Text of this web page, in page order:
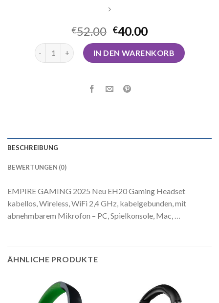
€52.00 €40.00
gaming headset kabellos Menge
IN DEN WARENKORB
BESCHREIBUNG
BEWERTUNGEN (0)
EMPIRE GAMING 2025 Neu EH20 Gaming Headset
kabellos, Wireless, WiFi 2,4 GHz, kabelgebunden, mit
abnehmbarem Mikrofon – PC, Spielkonsole, Mac, …
ÄHNLICHE PRODUKTE